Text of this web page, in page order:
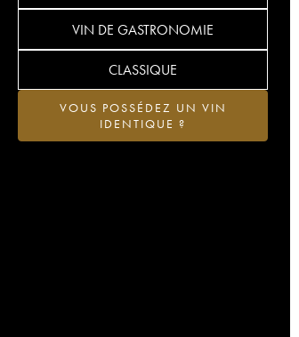
VIN DE GASTRONOMIE
CLASSIQUE
VOUS POSSÉDEZ UN VIN
IDENTIQUE ?